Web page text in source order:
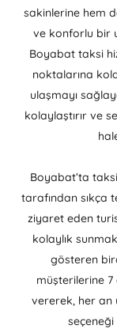
sakinlerine hem
ve konforlu bir
Boyabat taksi
noktalarına
ulaşmayı
kolaylaştırır ve
Boyabat’ta
tarafından sıkça
ziyaret eden
kolaylık
gösteren
müşterilerine
vererek, her an
seçeneği